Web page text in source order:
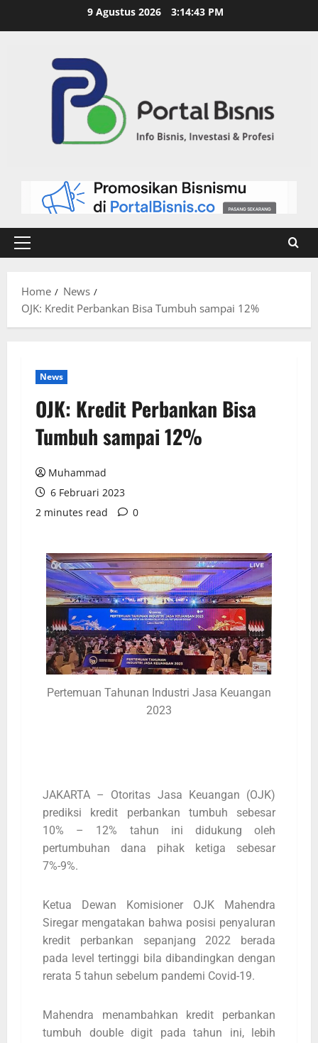
9 Agustus 2026 3:14:44 PM
Home
News
OJK: Kredit Perbankan Bisa Tumbuh sampai 12%
News
OJK: Kredit Perbankan Bisa
Tumbuh sampai 12%
Muhammad
6 Februari 2023
2 minutes read
0
Pertemuan Tahunan Industri Jasa Keuangan
2023
JAKARTA – Otoritas Jasa Keuangan (OJK)
prediksi kredit perbankan tumbuh sebesar
10% – 12% tahun ini didukung oleh
pertumbuhan dana pihak ketiga sebesar
7%-9%.
Ketua Dewan Komisioner OJK Mahendra
Siregar mengatakan bahwa posisi penyaluran
kredit perbankan sepanjang 2022 berada
pada level tertinggi bila dibandingkan dengan
rerata 5 tahun sebelum pandemi Covid-19.
Mahendra menambahkan kredit perbankan
tumbuh double digit pada tahun ini, lebih